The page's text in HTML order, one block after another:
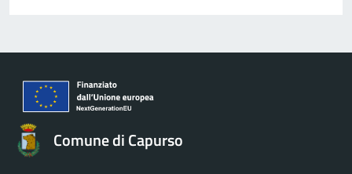
Comune di Capurso